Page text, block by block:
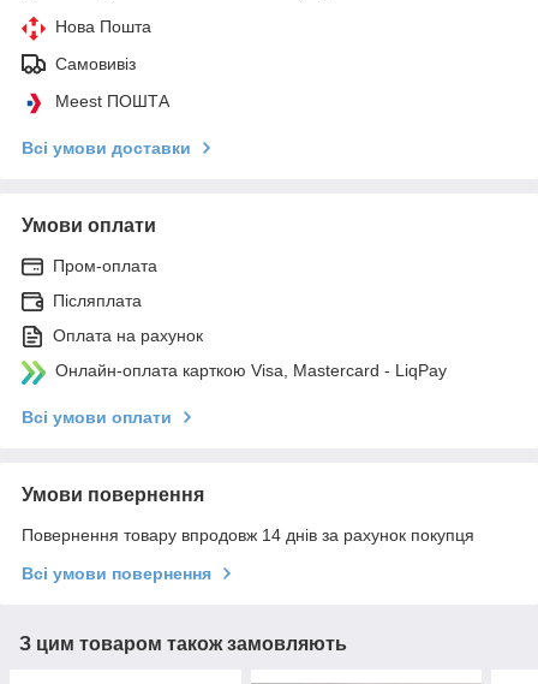
Нова Пошта
Самовивіз
Meest ПОШТА
Всі умови доставки
Умови оплати
Пром-оплата
Післяплата
Оплата на рахунок
Онлайн-оплата карткою Visa, Mastercard - LiqPay
Всі умови оплати
Умови повернення
Повернення товару впродовж 14 днів за рахунок покупця
Всі умови повернення
З цим товаром також замовляють